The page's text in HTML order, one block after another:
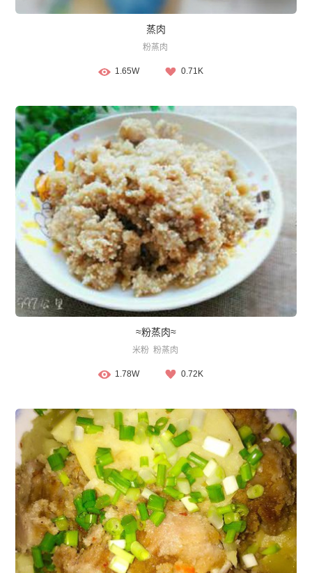
蒸肉
粉蒸肉
1.65W 0.71K
≈粉蒸肉≈
米粉 粉蒸肉
1.78W 0.72K